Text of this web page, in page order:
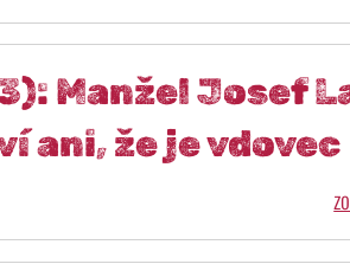
Manžel Josef
ani, že je vdovec